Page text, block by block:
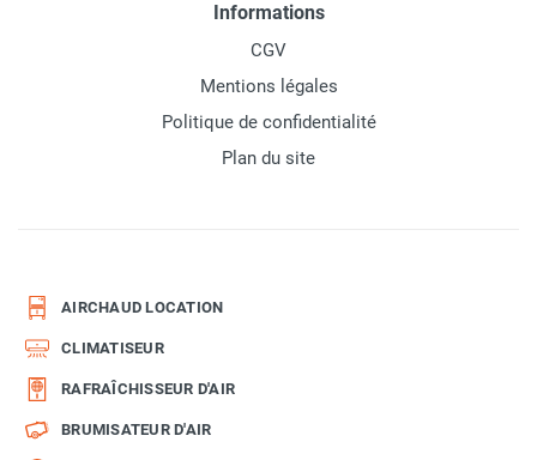
Informations
CGV
Mentions légales
Politique de confidentialité
Plan du site
AIRCHAUD LOCATION
CLIMATISEUR
RAFRAÎCHISSEUR D'AIR
BRUMISATEUR D'AIR